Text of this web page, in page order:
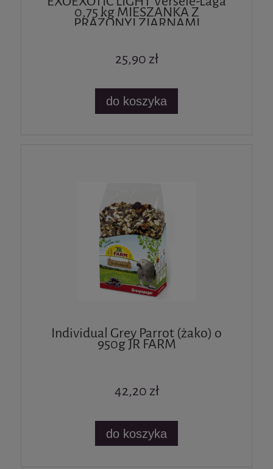
0,75 kg MIESZANKA Z
PRAŻONYI ZIARNAMI
25,90 zł
do koszyka
Individual Grey Parrot (żako) o
950g JR FARM
42,20 zł
do koszyka